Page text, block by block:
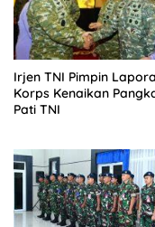
Irjen TNI Pimpin
Korps Kenaikan
Pati TNI